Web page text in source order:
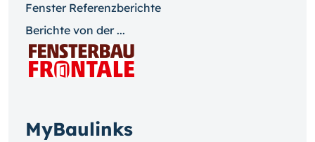
Fenster Referenzberichte
Berichte von der ...
MyBaulinks